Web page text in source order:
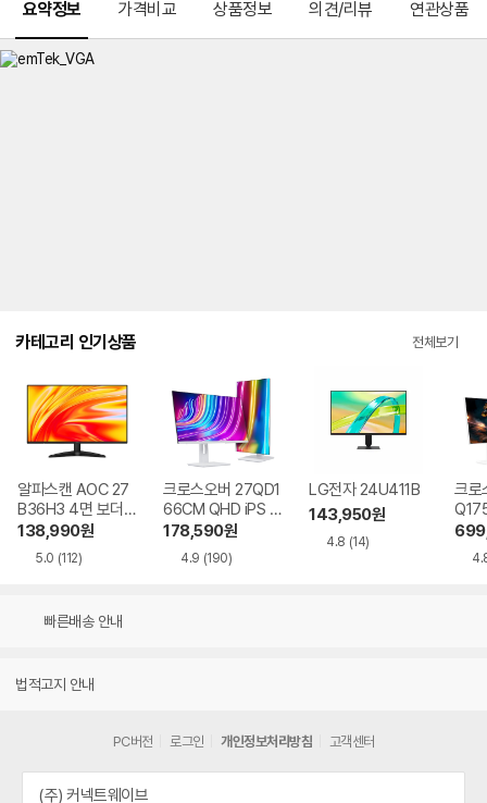
요약정보 가격비교 상품정보 의견/리뷰 연관상품
카테고리 인기상품 전체보기
알파스캔 AOC 27
B36H3 4면 보더리
스 IPS 120 시력보
호 무결점
138,990원
5.0 (112)
크로스오버 27QD1
66CM QHD iPS U
SB-C 화이트 Ai 멀
티스탠드
178,590원
4.9 (190)
LG전자 24U411B
143,950원
4.8 (14)
크로
Ai
빠른배송 안내
법적고지 안내
PC버전 로그인 개인정보처리방침 고객센터
(주) 커넥트웨이브